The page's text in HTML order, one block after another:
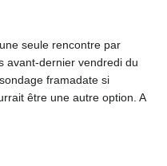
seule rencontre par
avant-dernier vendredi du
framadate si
être une autre option. A